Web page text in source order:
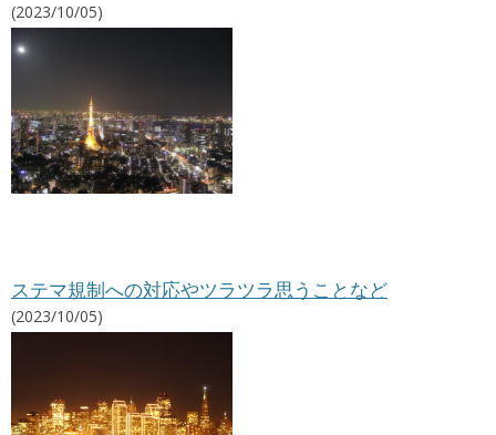
(2023/10/05)
ステマ規制への対応やツラツラ思うことなど
(2023/10/05)